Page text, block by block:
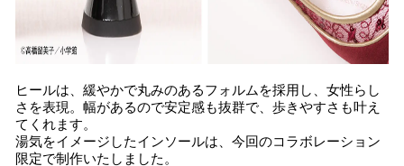
ヒールは、緩やかで丸みのあるフォルムを採用し、女性らし
さを表現。幅があるので安定感も抜群で、歩きやすさも叶え
てくれます。
湯気をイメージしたインソールは、今回のコラボレーション
限定で制作いたしました。